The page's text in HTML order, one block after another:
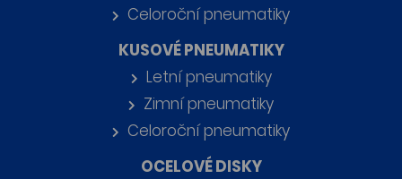
Celoroční pneumatiky
KUSOVÉ PNEUMATIKY
Letní pneumatiky
Zimní pneumatiky
Celoroční pneumatiky
OCELOVÉ DISKY